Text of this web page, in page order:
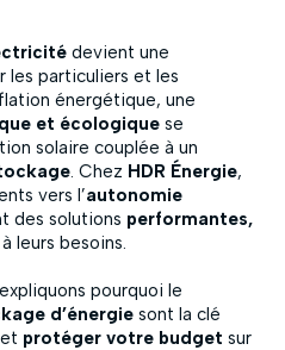
devient une
les particuliers et les
énergétique, une
et écologique se
solaire couplée à un
. Chez HDR Énergie,
vers l’autonomie
des solutions performantes,
à leurs besoins.
pourquoi le
d’énergie sont la clé
et protéger votre budget sur